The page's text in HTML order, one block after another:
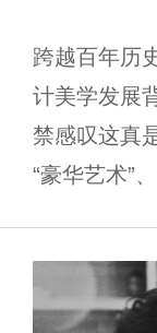
跨越百年历
计美学发展
禁感叹这真
“豪华艺术”